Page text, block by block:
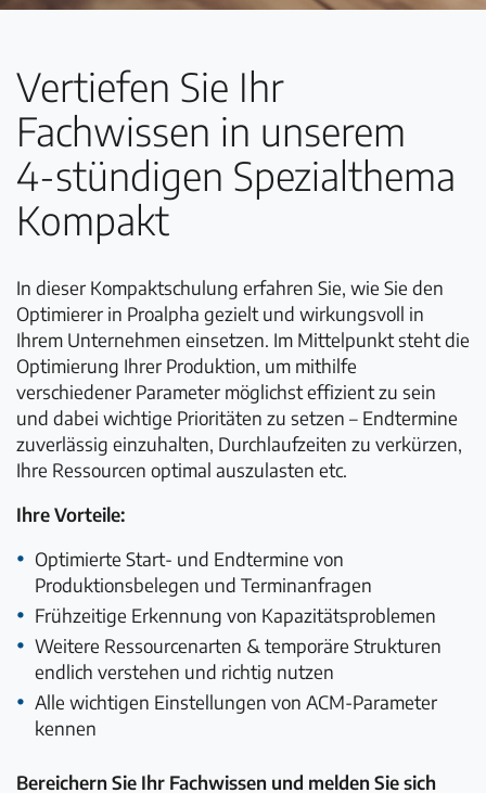
Vertiefen Sie Ihr
Fachwissen in unserem
4-stündigen Spezialthema
Kompakt
In dieser Kompaktschulung erfahren Sie, wie Sie den
Optimierer in Proalpha gezielt und wirkungsvoll in
Ihrem Unternehmen einsetzen. Im Mittelpunkt steht die
Optimierung Ihrer Produktion, um mithilfe
verschiedener Parameter möglichst effizient zu sein
und dabei wichtige Prioritäten zu setzen – Endtermine
zuverlässig einzuhalten, Durchlaufzeiten zu verkürzen,
Ihre Ressourcen optimal auszulasten etc.
Ihre Vorteile:
Optimierte Start- und Endtermine von
Produktionsbelegen und Terminanfragen
Frühzeitige Erkennung von Kapazitätsproblemen
Weitere Ressourcenarten & temporäre Strukturen
endlich verstehen und richtig nutzen
Alle wichtigen Einstellungen von ACM-Parameter
kennen
Bereichern Sie Ihr Fachwissen und melden Sie sich